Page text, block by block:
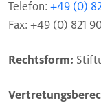
Telefon: +49 (0)
Fax: +49 (0) 821
Rechtsform: